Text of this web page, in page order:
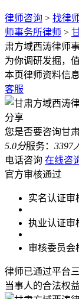
律师咨询 > 找律
师事务所律师 >
肃方域西涛律师
为你调研发掘，
本页律师资料信
客服
分享
您是否要咨询甘
5.0分服务： 3397
电话咨询 在线咨
官方审核通过
实名认证审
执业认证审
审核委员会
律师已通过平台
当事人的合法权